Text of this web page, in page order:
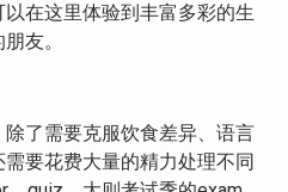
在这里体验到丰富多彩的生
友。
了需要克服饮食差异、语言
要花费大量的精力处理不同